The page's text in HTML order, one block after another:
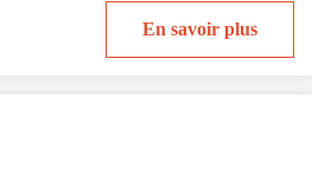
En savoir plus